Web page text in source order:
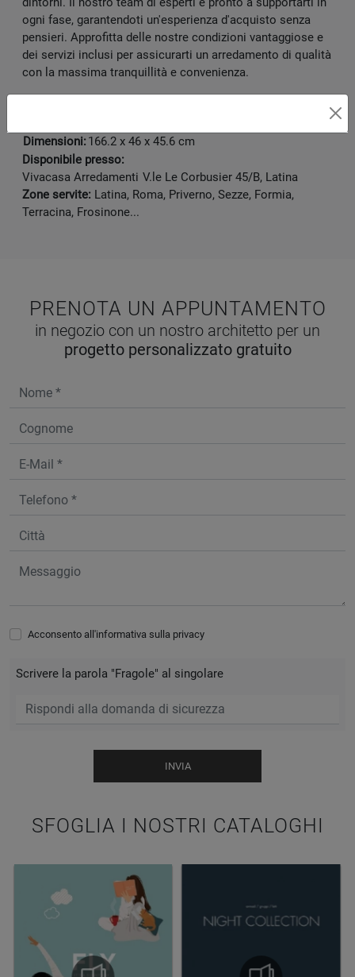
ogni fase, garantendoti un'esperienza d'acquisto senza
pensieri. Approfitta delle nostre condizioni vantaggiose e
dei servizi inclusi per assicurarti un arredamento di qualità
con la massima tranquillità e convenienza.
Dimensioni:166.2 x 46 x 45.6 cm
Disponibile presso:
Vivacasa Arredamenti V.le Le Corbusier 45/B, Latina
Zone servite: Latina, Roma, Priverno, Sezze, Formia,
Terracina, Frosinone...
SFOGLIA I NOSTRI CATALOGHI
PRENOTA UN APPUNTAMENTO
in negozio con un nostro architetto per un
progetto personalizzato gratuito
Acconsento all'informativa sulla privacy
Scrivere la parola "Fragole" al singolare
INVIA